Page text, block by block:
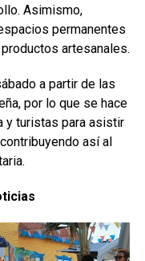
Asimismo,
permanentes
artesanales.
a partir de las
por lo que se hace
y turistas para asistir
así al